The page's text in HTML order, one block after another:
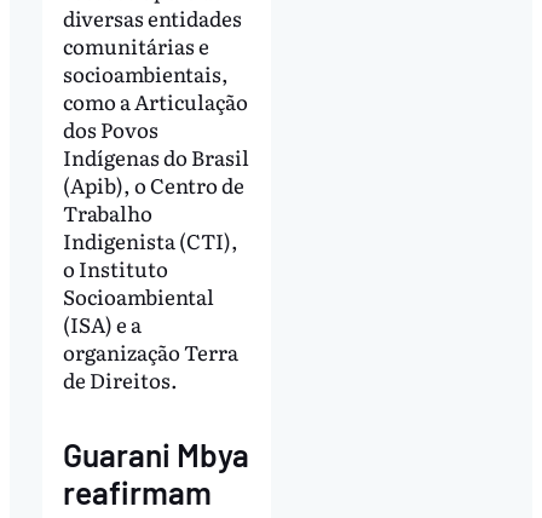
diversas entidades
comunitárias e
socioambientais,
como a Articulação
dos Povos
Indígenas do Brasil
(Apib), o Centro de
Trabalho
Indigenista (CTI),
o Instituto
Socioambiental
(ISA) e a
organização Terra
de Direitos.
Guarani Mbya
reafirmam